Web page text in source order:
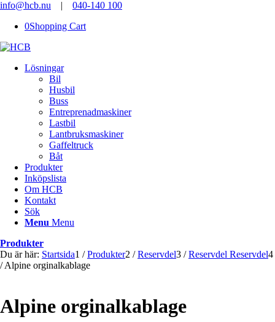
info@hcb.nu | 040-140 100
0Shopping Cart
Lösningar
Bil
Husbil
Buss
Entreprenadmaskiner
Lastbil
Lantbruksmaskiner
Gaffeltruck
Båt
Produkter
Inköpslista
Om HCB
Kontakt
Sök
Menu Menu
Produkter
Du är här: Startsida1 / Produkter2 / Reservdel3 / Reservdel Reservdel4
/ Alpine orginalkablage
Alpine orginalkablage